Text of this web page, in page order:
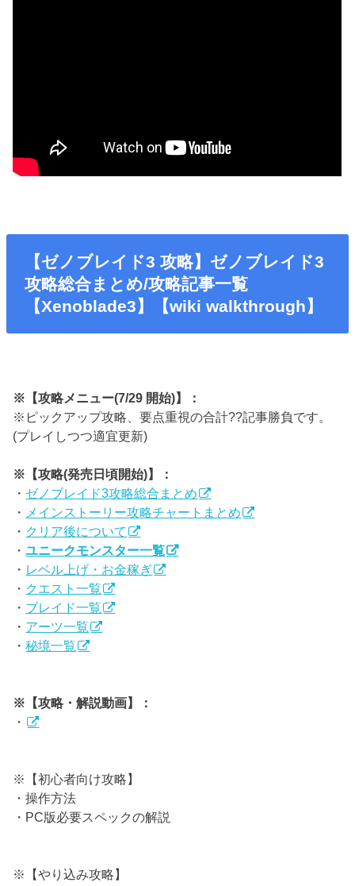
【ゼノブレイド3 攻略】ゼノブレイド3
攻略総合まとめ/攻略記事一覧
【Xenoblade3】【wiki walkthrough】
※【攻略メニュー(7/29 開始)】：
※ピックアップ攻略、要点重視の合計??記事勝負です。
(プレイしつつ適宜更新)
※【攻略(発売日頃開始)】：
・ ゼノブレイド3攻略総合まとめ
・ メインストーリー攻略チャートまとめ
・ クリア後について
・ユニークモンスター一覧
・ レベル上げ・お金稼ぎ
・ クエスト一覧
・ ブレイド一覧
・ アーツ一覧
・秘境一覧
※【攻略・解説動画】：
・
※【初心者向け攻略】
・操作方法
・PC版必要スペックの解説
※【やり込み攻略】